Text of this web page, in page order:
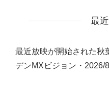
最
最近放映が開始された秋
デンMXビジョン・2026/